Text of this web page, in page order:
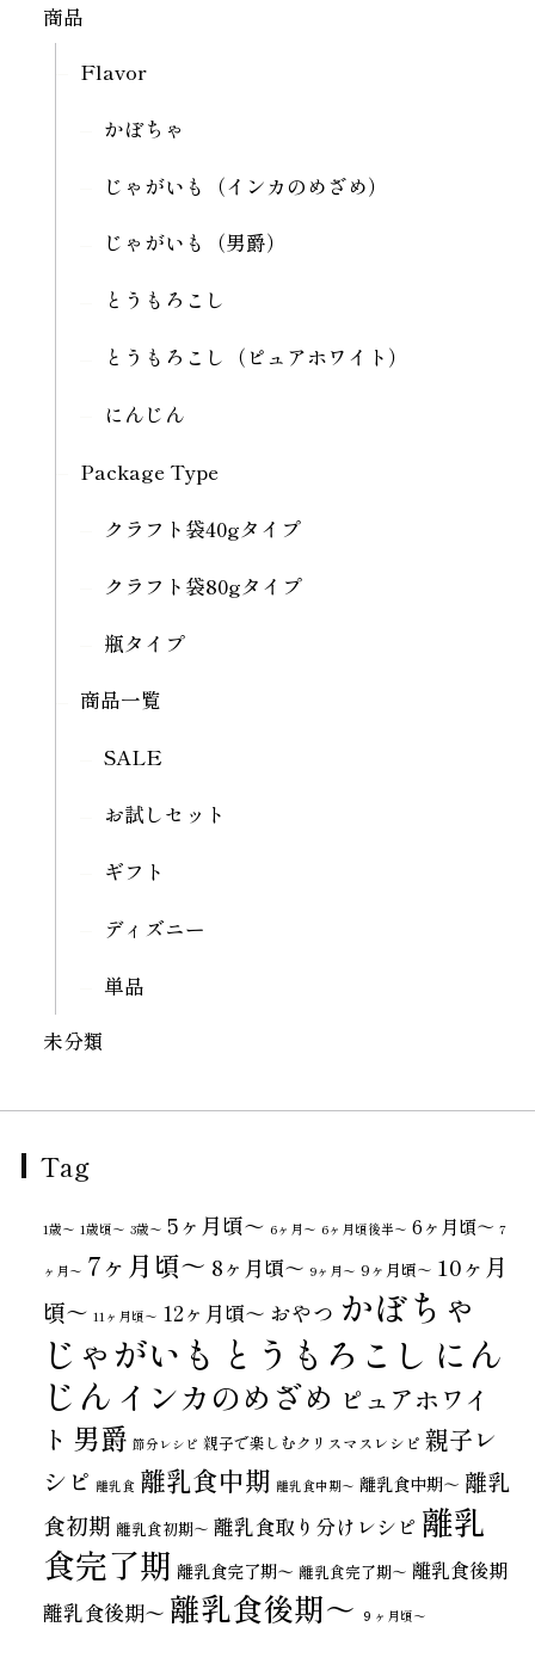
商品
Flavor
かぼちゃ
じゃがいも（インカのめざめ）
じゃがいも（男爵）
とうもろこし
とうもろこし（ピュアホワイト）
にんじん
Package Type
クラフト袋40gタイプ
クラフト袋80gタイプ
瓶タイプ
商品一覧
SALE
お試しセット
ギフト
ディズニー
単品
未分類
Tag
1歳〜 1歳頃～ 3歳〜 5ヶ月頃～ 6ヶ月〜 6ヶ月頃後半～ 6ヶ月頃～ 7
ヶ月〜 7ヶ月頃～ 8ヶ月頃～ 9ヶ月〜 9ヶ月頃～ 10ヶ月
頃～ 11ヶ月頃～ 12ヶ月頃～ おやつ かぼちゃ
じゃがいも とうもろこし にん
じん インカのめざめ ピュアホワイ
ト 男爵 節分レシピ 親子で楽しむクリスマスレシピ 親子レ
シピ 離乳食 離乳食中期 離乳食中期〜 離乳食中期～ 離乳
食初期 離乳食初期～ 離乳食取り分けレシピ 離乳
食完了期 離乳食完了期〜 離乳食完了期～ 離乳食後期
離乳食後期〜 離乳食後期～ ９ヶ月頃～